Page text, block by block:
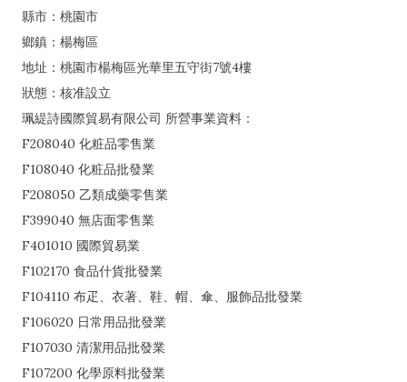
縣市：桃園市
鄉鎮：楊梅區
地址：桃園市楊梅區光華里五守街7號4樓
狀態：核准設立
珮緹詩國際貿易有限公司 所營事業資料：
F208040 化粧品零售業
F108040 化粧品批發業
F208050 乙類成藥零售業
F399040 無店面零售業
F401010 國際貿易業
F102170 食品什貨批發業
F104110 布疋、衣著、鞋、帽、傘、服飾品批發業
F106020 日常用品批發業
F107030 清潔用品批發業
F107200 化學原料批發業